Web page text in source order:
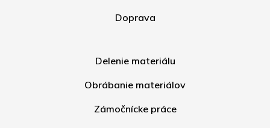
Doprava
Delenie materiálu
Obrábanie materiálov
Zámočnícke práce